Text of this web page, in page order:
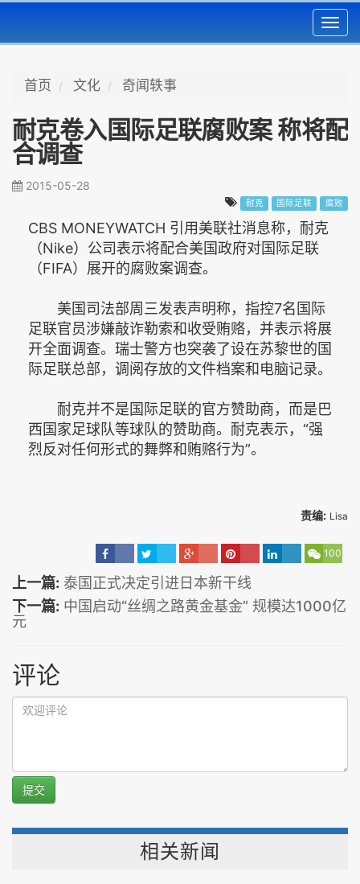
首页 文化 奇闻轶事
耐克卷入国际足联腐败案 称将配
合调查
2015-05-28
耐克 国际足联 腐败
CBS MONEYWATCH 引用美联社消息称，耐克
（Nike）公司表示将配合美国政府对国际足联
（FIFA）展开的腐败案调查。
美国司法部周三发表声明称，指控7名国际
足联官员涉嫌敲诈勒索和收受贿赂，并表示将展
开全面调查。瑞士警方也突袭了设在苏黎世的国
际足联总部，调阅存放的文件档案和电脑记录。
耐克并不是国际足联的官方赞助商，而是巴
西国家足球队等球队的赞助商。耐克表示，“强
烈反对任何形式的舞弊和贿赂行为”。
责编: Lisa
100
上一篇: 泰国正式决定引进日本新干线
下一篇: 中国启动“丝绸之路黄金基金” 规模达1000亿
元
评论
提交
相关新闻